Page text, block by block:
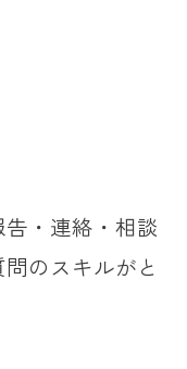
・連絡・相談
のスキルがと